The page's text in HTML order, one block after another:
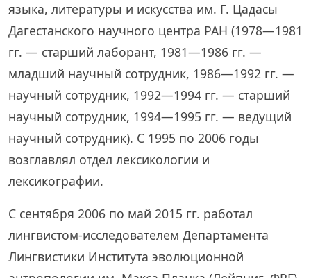
языка, литературы и искусства им. Г. Цадасы
Дагестанского научного центра РАН (1978—1981
гг. — старший лаборант, 1981—1986 гг. —
младший научный сотрудник, 1986—1992 гг. —
научный сотрудник, 1992—1994 гг. — старший
научный сотрудник, 1994—1995 гг. — ведущий
научный сотрудник). C 1995 по 2006 годы
возглавлял отдел лексикологии и
лексикографии.
С сентября 2006 по май 2015 гг. работал
лингвистом-исследователем Департамента
Лингвистики Института эволюционной